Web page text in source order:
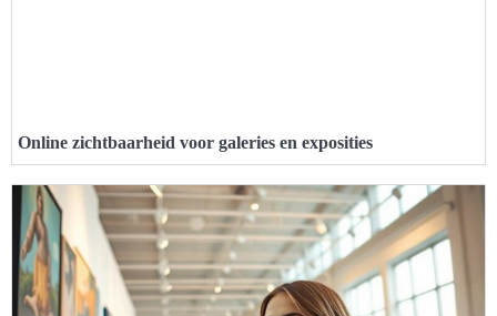
Online zichtbaarheid voor galeries en exposities